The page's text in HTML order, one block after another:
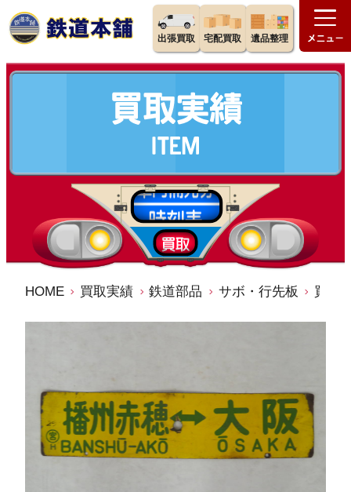
出張買取 宅配買取 遺品整理
HOME 買取実績 鉄道部品 サボ・行先板